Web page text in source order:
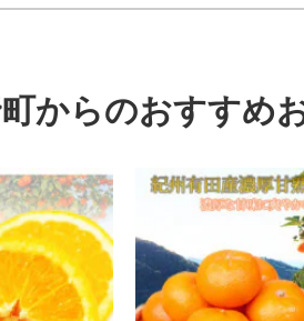
からのおすすめ